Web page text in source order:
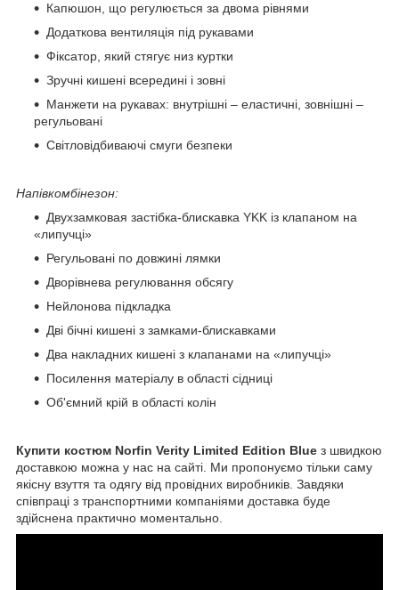
Капюшон, що регулюється за двома рівнями
Додаткова вентиляція під рукавами
Фіксатор, який стягує низ куртки
Зручні кишені всередині і зовні
Манжети на рукавах: внутрішні – еластичні, зовнішні –
регульовані
Світловідбиваючі смуги безпеки
Напівкомбінезон:
Двухзамковая застібка-блискавка YKK із клапаном на
«липучці»
Регульовані по довжині лямки
Дворівнева регулювання обсягу
Нейлонова підкладка
Дві бічні кишені з замками-блискавками
Два накладних кишені з клапанами на «липучці»
Посилення матеріалу в області сідниці
Об'ємний крій в області колін
Купити костюм Norfin Verity Limited Edition Blue з швидкою
доставкою можна у нас на сайті. Ми пропонуємо тільки саму
якісну взуття та одягу від провідних виробників. Завдяки
співпраці з транспортними компаніями доставка буде
здійснена практично моментально.